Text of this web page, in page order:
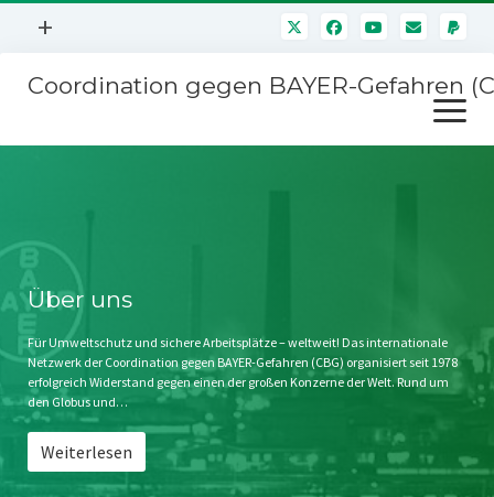
Menü
+
Mitmachen
Kontakt
Impressum
Störfälle
Coordination gegen BAYER-Gefahren
Menü
öffnen
Stichwort BAYER
Jahrestagung
SPENDEN
Über uns
Für Umweltschutz und sichere Arbeitsplätze – weltweit! Das internationale
Netzwerk der Coordination gegen BAYER-Gefahren (CBG) organisiert seit 1978
erfolgreich Widerstand gegen einen der großen Konzerne der Welt. Rund um
den Globus und…
Weiterlesen